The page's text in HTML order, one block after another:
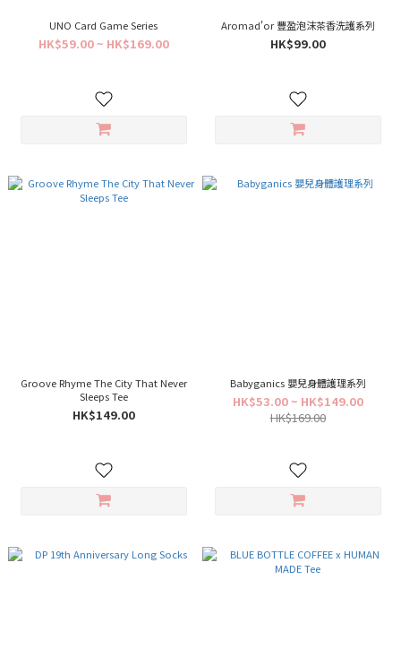
UNO Card Game Series
HK$59.00 ~ HK$169.00
Aromad'or 豐盈泡沫茶香洗護系列
HK$99.00
Groove Rhyme The City That Never
Sleeps Tee
HK$149.00
Babyganics 嬰兒身體護理系列
HK$53.00 ~ HK$149.00
HK$169.00